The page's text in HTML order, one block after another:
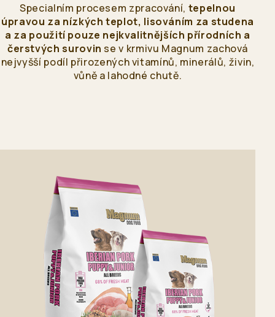
Specialním procesem zpracování, tepelnou
úpravou za nízkých teplot, lisováním za studena
a za použití pouze nejkvalitnějších přírodních a
čerstvých surovin se v krmivu Magnum zachová
nejvyšší podíl přirozených vitamínů, minerálů, živin,
vůně a lahodné chutě.